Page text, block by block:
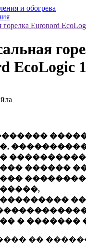
и обогрева
горелка Euronord
EcoLogic
������
� �������
��